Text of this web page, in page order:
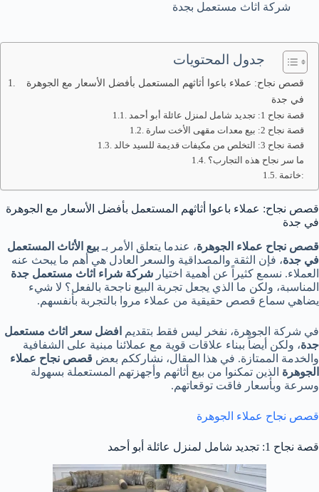
شركة اثاث مستعمل بجدة
جدول المحتويات
قصص نجاح: عملاء باعوا أثاثهم المستعمل بأفضل الأسعار مع الجوهرة
في جدة
قصة نجاح 1: تجديد شامل لمنزل عائلة أبو أحمد
قصة نجاح 2: بيع معدات مقهى الأخت سارة
قصة نجاح 3: التخلص من مكيفات قديمة للسيد خالد
ما سر نجاح هذه التجارب؟
خاتمة:
قصص نجاح: عملاء باعوا أثاثهم المستعمل بأفضل الأسعار مع الجوهرة
في جدة
قصص نجاح عملاء الجوهرة، عندما يتعلق الأمر بـ بيع الأثاث المستعمل
في جدة، فإن الثقة والمصداقية والسعر العادل هي أهم ما يبحث عنه
العملاء. نسمع كثيراً عن أهمية اختيار شركة شراء اثاث مستعمل جدة
المناسبة، ولكن ما الذي يجعل تجربة البيع ناجحة بالفعل؟ لا شيء
يضاهي سماع قصص حقيقية من عملاء مروا بالتجربة بأنفسهم.
في شركة الجوهرة، نفخر ليس فقط بتقديم افضل سعر اثاث مستعمل
جدة، ولكن أيضاً ببناء علاقات قوية مع عملائنا مبنية على الشفافية
والخدمة الممتازة. في هذا المقال، نشارككم بعض قصص نجاح عملاء
الجوهرة الذين تمكنوا من بيع أثاثهم وأجهزتهم المستعملة بسهولة
وسرعة وبأسعار فاقت توقعاتهم.
قصص نجاح عملاء الجوهرة
قصة نجاح 1: تجديد شامل لمنزل عائلة أبو أحمد